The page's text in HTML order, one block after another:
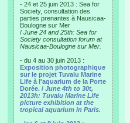
- 24 et 25 juin 2013 : Sea for
Society, consultation des
parties prenantes à Nausicaa-
Boulogne sur Mer
/ June 24 and 25th: Sea for
Society consultation forum at
Nausicaa-Boulogne sur Mer.
- du 4 au 30 juin 2013 :
Exposition photographique
sur le projet Tuvalu Marine
Life à l'aquarium de la Porte
Dorée. / June 4th to 30t,
2013h: Tuvalu Marine Life
picture exhibition at the
tropical aquarium in Paris.